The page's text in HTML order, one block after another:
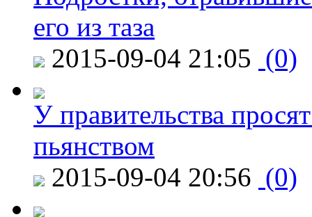
его из таза
2015-09-04 21:05 (0)
У правительства
пьянством
2015-09-04 20:56 (0)